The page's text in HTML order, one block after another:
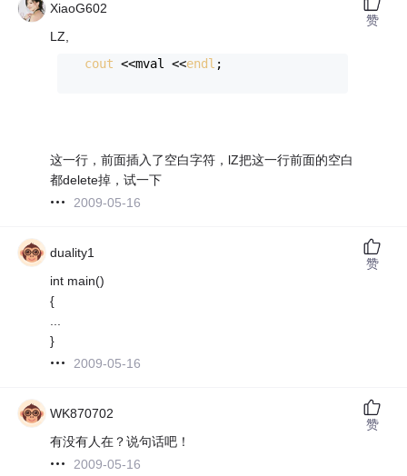
XiaoG602
LZ,
cout <<mval <<endl ;
这一行，前面插入了空白字符，lZ把这一行前面的空白
都delete掉，试一下
2009-05-16
赞
duality1
int main()
{
}
2009-05-16
赞
WK870702
有没有人在？说句话吧！
2009-05-16
赞